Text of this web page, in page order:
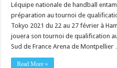
Léquipe nationale de handball
préparation au tournoi de
Tokyo 2021 du 22 au 27 février à
jouera son tournoi de qualification
Sud de France Arena de Montpellier
Read More »